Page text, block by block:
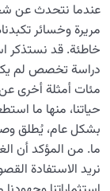
ما هو علاج
الفاسقين؟
ما هو أسلوب
ما هو المقصود
جميع الأحوال؟
ما هو الإثم؟
دراسة أنواع
عندما نتحدث عن
مريرة وخسائر
خاطئة. قد نستذكر
دراسة تخصص لم يكن
مئات أمثلة أخرى
حياتنا، منها ما
بشكل عام، يُطلق
ما. من المؤكد أن
نريد الاستفادة